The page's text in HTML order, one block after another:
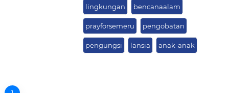
lingkungan bencanaalam
prayforsemeru pengobatan
pengungsi lansia anak-anak